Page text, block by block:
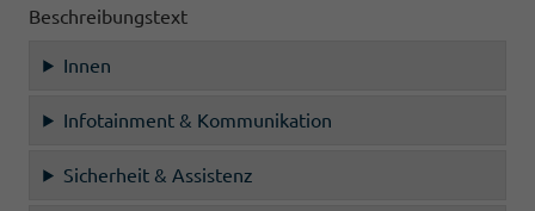
Beschreibungstext
Innen
Infotainment & Kommunikation
Sicherheit & Assistenz